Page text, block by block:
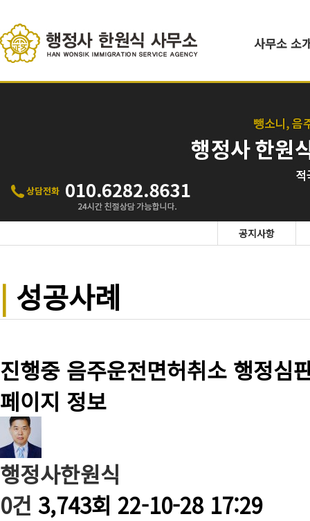
사무소 소
공지사항
| 성공사례
진행중 음주운전면허취소 행정심
페이지 정보
행정사한원식
0건 3,743회 22-10-28 17:29